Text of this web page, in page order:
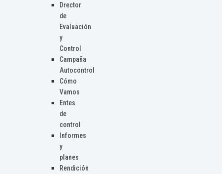
Drector
de
Evaluación
y
Control
Campaña
Autocontrol
Cómo
Vamos
Entes
de
control
Informes
y
planes
Rendición